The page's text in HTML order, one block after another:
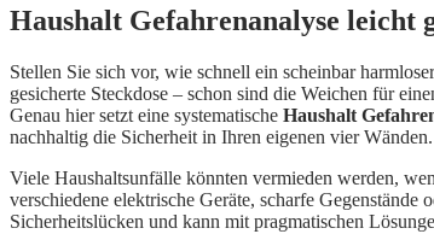
Haushalt Gefahrenanalyse leicht
Stellen Sie sich vor, wie schnell ein scheinbar
gesicherte Steckdose – schon sind die Weichen für
Genau hier setzt eine systematische Haushalt
nachhaltig die Sicherheit in Ihren eigenen vier Wänden.
Viele Haushaltsunfälle könnten vermieden werden,
verschiedene elektrische Geräte, scharfe
Sicherheitslücken und kann mit pragmatischen